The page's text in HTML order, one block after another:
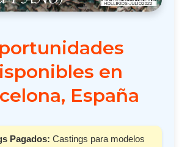
en
España
Pagados: Castings para modelos